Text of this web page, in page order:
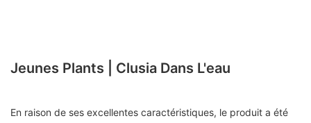
Jeunes Plants | Clusia Dans L'eau
En raison de ses excellentes caractéristiques, le produit a été